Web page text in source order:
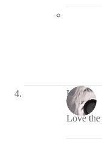
Kala
Love the